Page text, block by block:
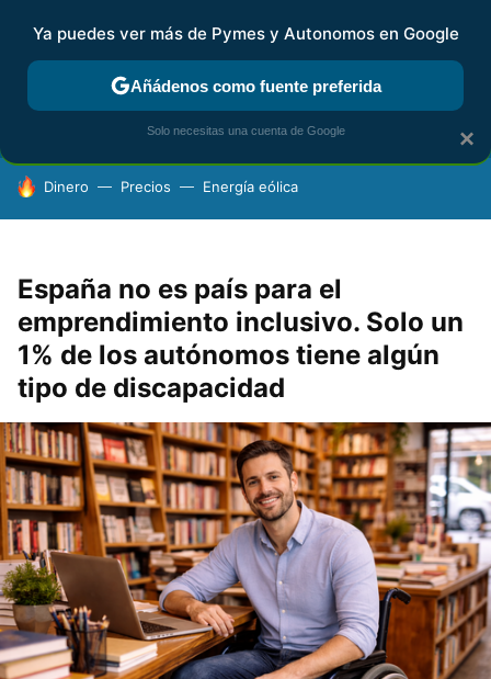
FISCALIDAD Y CONTABILIDAD KIT DIGITAL RENTA
HOY SE HABLA DE
Dinero Precios Energía eólica
España no es país para el
emprendimiento inclusivo. Solo un
1% de los autónomos tiene algún
tipo de discapacidad
×
Ya puedes ver más de Pymes y Autonomos en Google
Añádenos como fuente preferida
Solo necesitas una cuenta de Google